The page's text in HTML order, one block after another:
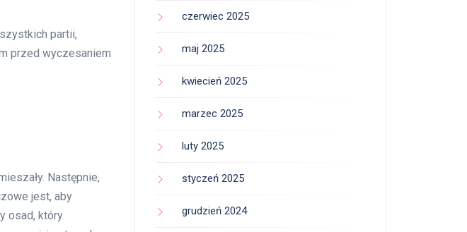
partii,
przed wyczesaniem
Następnie,
jest, aby
osad, który
czerwiec 2025
maj 2025
kwiecień 2025
marzec 2025
luty 2025
styczeń 2025
grudzień 2024